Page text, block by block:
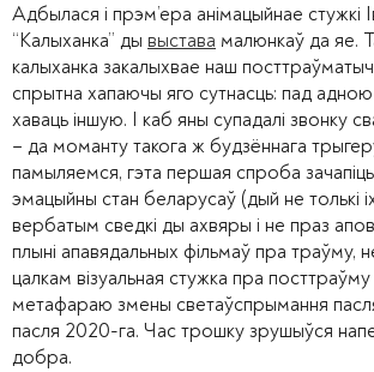
Адбылася і прэм’ера анімацыйнае стужкі
“Калыханка” ды выстава малюнкаў да яе.
калыханка закалыхвае наш
спрытна хапаючы яго сутнасць: пад
хаваць іншую. І каб яны супадалі звонку
– да моманту такога ж будзённага
памыляемся, гэта першая спроба
эмацыйны стан беларусаў (дый не толькі
вербатым сведкі ды ахвяры і не праз
плыні апавядальных фільмаў пра траўму,
цалкам візуальная стужка пра
метафараю змены светаўспрымання
пасля 2020-га. Час трошку зрушыўся
добра.